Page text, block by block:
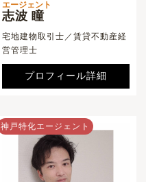
エージェント
志波 瞳
宅地建物取引士／賃貸不動産経
営管理士
プロフィール詳細
神戸特化エージェント